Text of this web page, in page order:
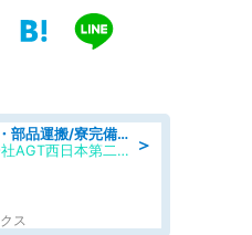
＞
自動車製品の機械加工・部品運搬/寮完備/日払い/工場・製造
UTエージェント株式会社AGT西日本第二CU
ス